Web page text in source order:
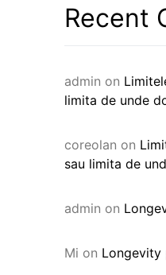
Recent
admin on
limita de unde
coreolan on
sau limita de
admin on
Mi on Longevity